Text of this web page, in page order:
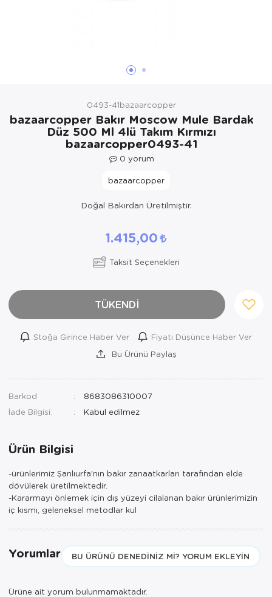
0493-41bazaarcopper
bazaarcopper Bakır Moscow Mule Bardak
Düz 500 Ml 4lü Takım Kırmızı
bazaarcopper0493-41
0 yorum
bazaarcopper
Doğal Bakırdan Üretilmiştir.
1.415,00
Taksit Seçenekleri
TÜKENDİ
Stoğa Girince Haber Ver
Fiyatı Düşünce Haber Ver
Bu Ürünü Paylaş
Barkod
8683086310007
İade Bilgisi:
Ürün Bilgisi
-ürünlerimiz Şanlıurfa'nın bakır zanaatkarları tarafından elde
dövülerek üretilmektedir.
-Kararmayı önlemek için dış yüzeyi cilalanan bakır ürünlerimizin
iç kısmı, geleneksel metodlar kul
Yorumlar BU ÜRÜNÜ DENEDINIZ MI? YORUM EKLEYIN
Ürüne ait yorum bulunmamaktadır.